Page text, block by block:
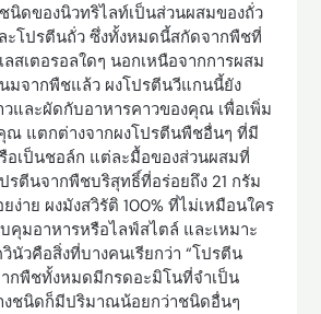
ดของนิวทริไลท์เป็นส่วนผสมของถั่ว
ะโปรตีนถั่ว ซึ่งทั้งหมดนี้สกัดจากพืชที่
สเตอรอลใดๆ นอกเหนือจากการผสม
มจากพืชแล้ว ผงโปรตีนวีแกนนี้ยัง
และผัดกับอาหารคาวของคุณ เพื่อเพิ่ม
ณ แตกต่างจากผงโปรตีนพืชอื่นๆ ที่มี
อเป็นชอล์ก แต่ละมื้อของส่วนผสมที่
รตีนจากพืชบริสุทธิ์ที่อร่อยถึง 21 กรัม
ง่าย ผงมังสวิรัติ 100% ที่ไม่เหมือนใคร
คุมอาหารหรือไลฟ์สไตล์ และเหมาะ
นัวคือสิ่งที่บางคนเรียกว่า “โปรตีน
กพืชทั้งหมดมีกรดอะมิโนที่จำเป็น
ชนิดก็มีปริมาณน้อยกว่าชนิดอื่นๆ